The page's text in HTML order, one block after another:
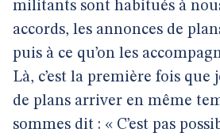
militants sont habitués à
accords, les annonces de
puis à ce qu’on les
Là, c’est la première fois que
de plans arriver en même
sommes dit : « C’est pas